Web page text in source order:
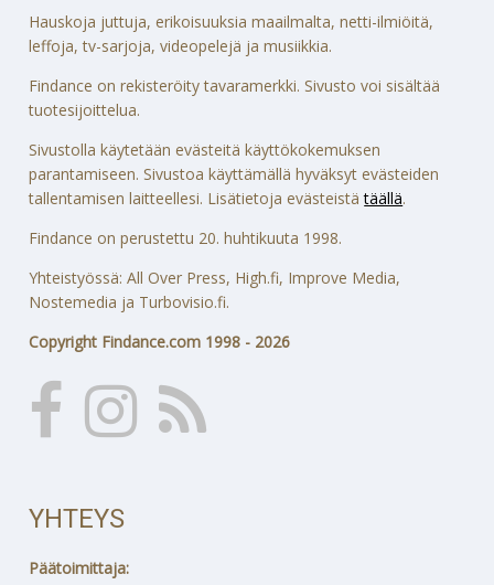
Hauskoja juttuja, erikoisuuksia maailmalta, netti-ilmiöitä,
leffoja, tv-sarjoja, videopelejä ja musiikkia.
Findance on rekisteröity tavaramerkki. Sivusto voi sisältää
tuotesijoittelua.
Sivustolla käytetään evästeitä käyttökokemuksen
parantamiseen. Sivustoa käyttämällä hyväksyt evästeiden
tallentamisen laitteellesi. Lisätietoja evästeistätäällä.
Findance on perustettu 20. huhtikuuta 1998.
Yhteistyössä: All Over Press, High.fi, Improve Media,
Nostemedia ja Turbovisio.fi.
Copyright Findance.com 1998 - 2026
YHTEYS
Päätoimittaja: